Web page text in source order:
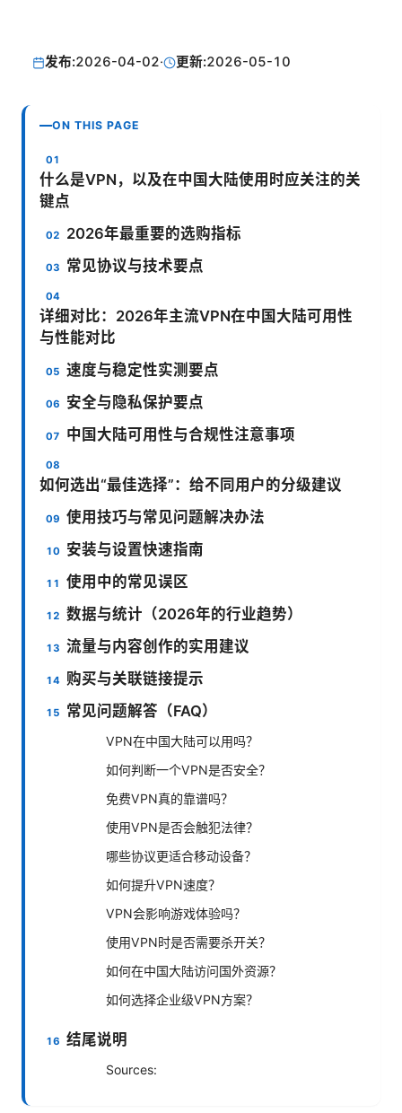
发布:2026-04-02· 更新:2026-05-10
ON THIS PAGE
什么是VPN，以及在中国大陆使用时应关注的关
键点
2026年最重要的选购指标
常见协议与技术要点
详细对比：2026年主流VPN在中国大陆可用性
与性能对比
速度与稳定性实测要点
安全与隐私保护要点
中国大陆可用性与合规性注意事项
如何选出“最佳选择”：给不同用户的分级建议
使用技巧与常见问题解决办法
安装与设置快速指南
使用中的常见误区
数据与统计（2026年的行业趋势）
流量与内容创作的实用建议
购买与关联链接提示
常见问题解答（FAQ）
VPN在中国大陆可以用吗？
如何判断一个VPN是否安全？
免费VPN真的靠谱吗？
使用VPN是否会触犯法律？
哪些协议更适合移动设备？
如何提升VPN速度？
VPN会影响游戏体验吗？
使用VPN时是否需要杀开关？
如何在中国大陆访问国外资源？
如何选择企业级VPN方案？
结尾说明
Sources: